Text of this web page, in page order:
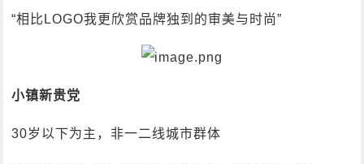
“相比LOGO我更欣赏品牌独到的审美与时尚”
小镇新贵党
30岁以下为主，非一二线城市群体